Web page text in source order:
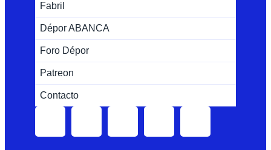
Fabril
Dépor ABANCA
Foro Dépor
Patreon
Contacto